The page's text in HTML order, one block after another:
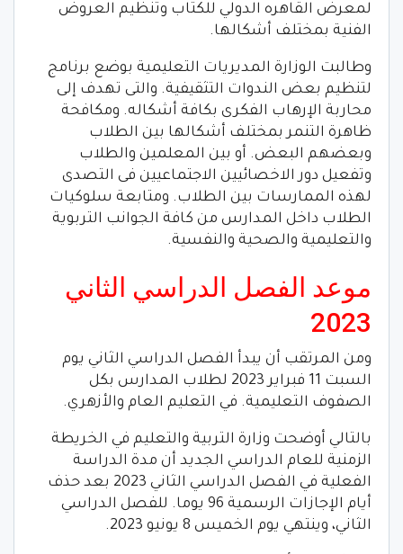
لمعرض القاهره الدولي للكتاب وتنظيم العروض
الفنية بمختلف أشكالها.
وطالبت الوزارة المديريات التعليمية بوضع برنامج
لتنظيم بعض الندوات التثقيفية. والتى تهدف إلى
محاربة الإرهاب الفكرى بكافة أشكاله. ومكافحة
ظاهرة التنمر بمختلف أشكالها بين الطلاب
وبعضهم البعض. أو بين المعلمين والطلاب
وتفعيل دور الاخصائيين الاجتماعيين فى التصدى
لهذه الممارسات بين الطلاب. ومتابعة سلوكيات
الطلاب داخل المدارس من كافة الجوانب التربوية
والتعليمية والصحية والنفسية.
موعد الفصل الدراسي الثاني
2023
ومن المرتقب أن يبدأ الفصل الدراسي الثاني يوم
السبت 11 فبراير 2023 لطلاب المدارس بكل
الصفوف التعليمية. في التعليم العام والأزهري.
بالتالي أوضحت وزارة التربية والتعليم في الخريطة
الزمنية للعام الدراسي الجديد أن مدة الدراسة
الفعلية في الفصل الدراسي الثاني 2023 بعد حذف
أيام الإجازات الرسمية 96 يوما. للفصل الدراسي
الثاني، وينتهي يوم الخميس 8 يونيو 2023.